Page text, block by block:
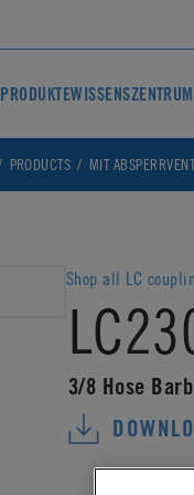
PRODUKTEWISSENSZENTRUM
PRODUCTS MIT
Shop all LC
3/8 Hose